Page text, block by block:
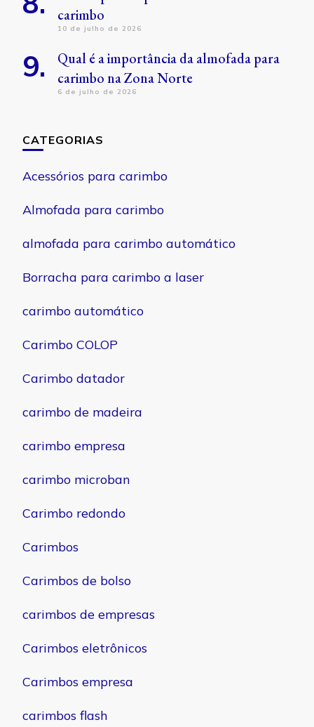
carimbo
10 de julho de 2026
Qual é a importância da almofada para
carimbo na Zona Norte
6 de julho de 2026
CATEGORIAS
Acessórios para carimbo
Almofada para carimbo
almofada para carimbo automático
Borracha para carimbo a laser
carimbo automático
Carimbo COLOP
Carimbo datador
carimbo de madeira
carimbo empresa
carimbo microban
Carimbo redondo
Carimbos
Carimbos de bolso
carimbos de empresas
Carimbos eletrônicos
Carimbos empresa
carimbos flash